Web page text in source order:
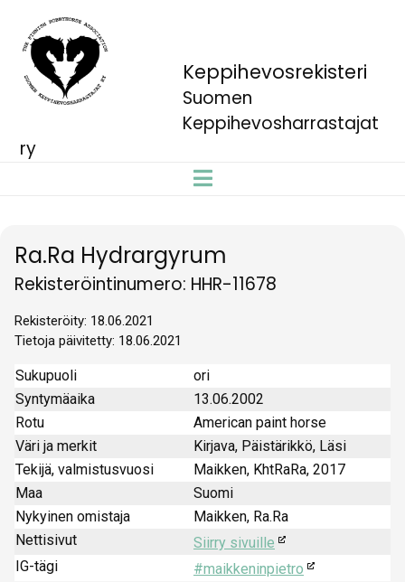
Keppihevosrekisteri
Suomen
Keppihevosharrastajat
ry
Ra.Ra Hydrargyrum
Rekisteröintinumero: HHR-11678
Rekisteröity: 18.06.2021
Tietoja päivitetty: 18.06.2021
Sukupuoli
ori
Syntymäaika
13.06.2002
Rotu
American paint horse
Väri ja merkit
Kirjava, Päistärikkö, Läsi
Tekijä, valmistusvuosi
Maikken, KhtRaRa, 2017
Maa
Suomi
Nykyinen omistaja
Maikken, Ra.Ra
Nettisivut
Siirry sivuille
IG-tägi
#maikkeninpietro